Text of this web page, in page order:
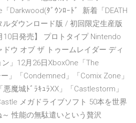
Darkwood(ﾀﾞｳﾝﾛｰﾄﾞ 新着「DEATH
ルダウンロード版 / 初回限定生産版
10日発売】 プロトタイプ Nintendo
ウ オブ ザ トゥームレイダー ディ
」12月26日XboxOne「The
」「Condemned」「Comix Zone」
悪魔城ﾄﾞﾗｷｭﾗXX」「Castlestorm」
メガドライブソフト 50本を世界
性能の無駄遣いという贅沢